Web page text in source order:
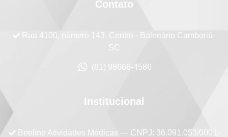
Contato
Rua 4100, número 143, Centro - Balneário Camboriú-
SC
(61) 98666-4586
Institucional
Beeline Atividades Médicas — CNPJ: 36.091.053/0001-